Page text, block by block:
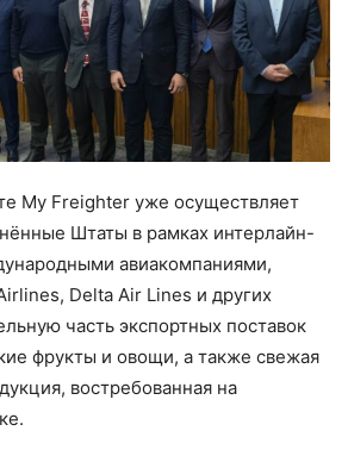
My Freighter уже осуществляет
Штаты в рамках интерлайн-
авиакомпаниями,
Delta Air Lines и других
часть экспортных поставок
фрукты и овощи, а также свежая
востребованная на